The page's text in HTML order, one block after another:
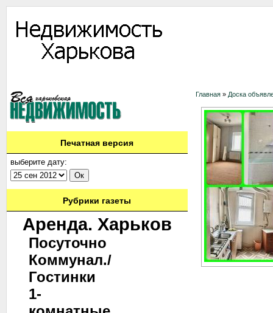
Печатная версия
выберите дату:
Рубрики газеты
Аренда. Харьков
Посуточно
Коммунал./
Гостинки
1-
Главная » Доска